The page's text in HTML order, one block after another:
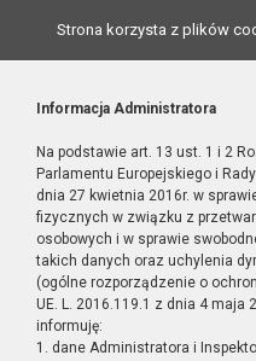
Strona korzysta z plików
Informacja Administratora
Na podstawie art. 13 ust. 1 i 2
Parlamentu Europejskiego i
dnia 27 kwietnia 2016r. w
fizycznych w związku z
osobowych i w sprawie
takich danych oraz uchylenia
(ogólne rozporządzenie o
UE. L. 2016.119.1 z dnia 4 maja
informuję:
1. dane Administratora i